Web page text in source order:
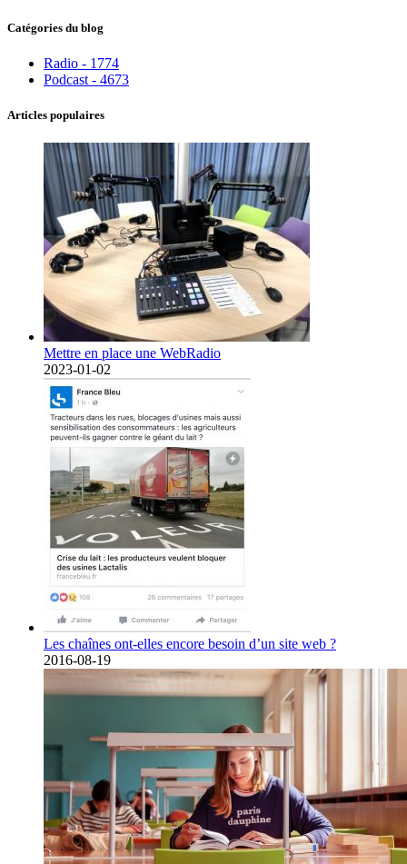
Catégories du blog
Radio - 1774
Podcast - 4673
Articles populaires
Mettre en place une WebRadio
2023-01-02
Les chaînes ont-elles encore besoin d’un site web ?
2016-08-19